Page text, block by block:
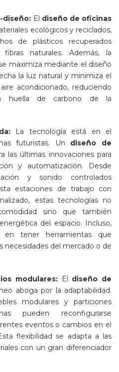
diseño: El diseño de oficinas
ecológicos y reciclados,
de plásticos recuperados
naturales. Además, la
maximiza mediante el diseño
la luz natural y minimiza el
acondicionado, reduciendo
huella de carbono de la
La tecnología está en el
futuristas. Un diseño de
las últimas innovaciones para
y automatización. Desde
y sonido controlados
estaciones de trabajo con
estas tecnologías no
sino que también
del espacio. Incluso,
en tener herramientas que
necesidades del mercado o de
modulares: El diseño de
aboga por la adaptabilidad.
modulares y particiones
pueden reconfigurarse
eventos o cambios en el
flexibilidad se adapta a las
con un gran diferenciador